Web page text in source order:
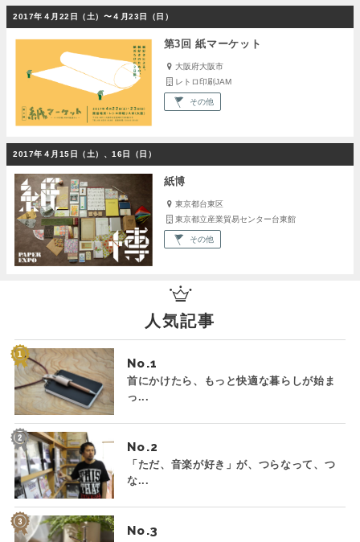
2017年４月22日（土）〜４月23日（日）
第3回 紙マーケット
大阪府大阪市
レトロ印刷JAM
その他
2017年４月15日（土）、16日（日）
紙博
東京都台東区
東京都立産業貿易センター台東館
その他
人気記事
No.
首にかけたら、もっと快適な暮らしが始ま
っ...
No.
「ただ、音楽が好き」が、つらなって、つ
な...
No.